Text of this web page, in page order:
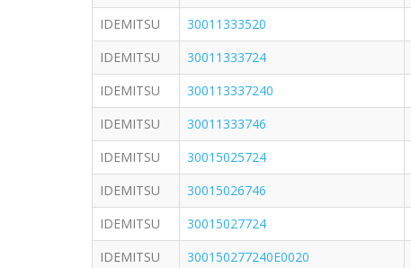
IDEMITSU
30011333520
IDEMITSU
30011333724
IDEMITSU
300113337240
IDEMITSU
30011333746
IDEMITSU
30015025724
IDEMITSU
30015026746
IDEMITSU
30015027724
IDEMITSU
300150277240E0020